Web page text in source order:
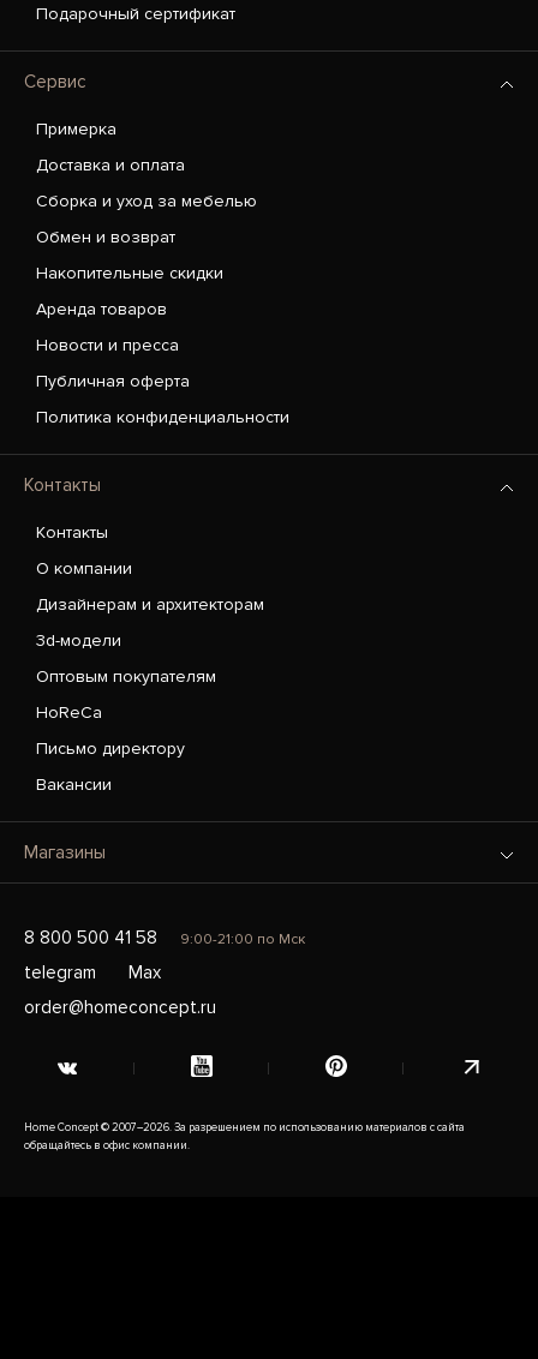
Подарочный сертификат
Сервис
Примерка
Доставка и оплата
Сборка и уход за мебелью
Обмен и возврат
Накопительные скидки
Аренда товаров
Новости и пресса
Публичная оферта
Политика конфиденциальности
Контакты
Контакты
О компании
Дизайнерам и архитекторам
3d-модели
Оптовым покупателям
HoReCa
Письмо директору
Вакансии
Магазины
8 800 500 41 58 9:00-21:00 по Мск
telegram
Max
order@homeconcept.ru
Home Concept © 2007–2026. За разрешением по использованию материалов с сайта
обращайтесь в офис компании.